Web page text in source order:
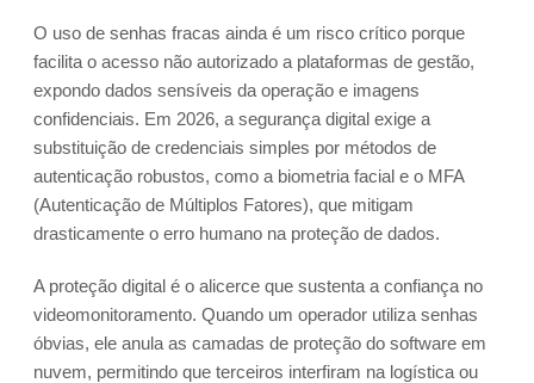
O uso de senhas fracas ainda é um risco crítico porque
facilita o acesso não autorizado a plataformas de gestão,
expondo dados sensíveis da operação e imagens
confidenciais. Em 2026, a segurança digital exige a
substituição de credenciais simples por métodos de
autenticação robustos, como a biometria facial e o MFA
(Autenticação de Múltiplos Fatores), que mitigam
drasticamente o erro humano na proteção de dados.
A proteção digital é o alicerce que sustenta a confiança no
videomonitoramento. Quando um operador utiliza senhas
óbvias, ele anula as camadas de proteção do software em
nuvem, permitindo que terceiros interfiram na logística ou